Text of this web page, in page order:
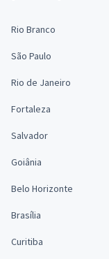
Rio Branco
São Paulo
Rio de Janeiro
Fortaleza
Salvador
Goiânia
Belo Horizonte
Brasília
Curitiba